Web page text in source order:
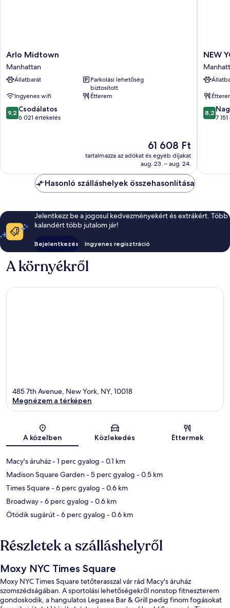
Arlo
Midtown
Manhattan
Arlo Midtown
Manhattan
Állatbarát
Parkolási lehetőség
biztosított
Ingyenes wifi
Étterem
9.2
ennyiből:
9,2 Csodálatos
6 021 értékelés
Az
ár
61 608 Ft
61 608 Ft
tartalmazza az adókat és egyéb díjakat
aug. 23. – aug. 24.
NEW
YORKER
BY
LOTTE
HOTELS
NEW
8.2
8,2
7
Hasonló szálláshelyek összehasonlítása
Jelentkezz be a jogosul kedvezményekért és extrákért. Több
kalandért több jutalom jár!
Bejelentkezés Ingyenes regisztráció
A környékről
Térkép
485 7th Avenue, New York, NY, 10018
Megnézem a térképen
A közelben Közlekedés Éttermek
Macy's áruház- 1 perc gyalog - 0.1 km
Madison Square Garden- 5 perc gyalog - 0.5 km
Times Square- 6 perc gyalog - 0.6 km
Broadway- 6 perc gyalog - 0.6 km
Ötödik sugárút- 6 perc gyalog - 0.6 km
Részletek a szálláshelyről
Moxy NYC Times Square
Moxy NYC Times Square tetőterasszal vár rád Macy's áruház
szomszédságában. A sportolási lehetőségekről nonstop fitneszterem
gondoskodik, a hangulatos Legasea Bar & Grill pedig finom fogásokat